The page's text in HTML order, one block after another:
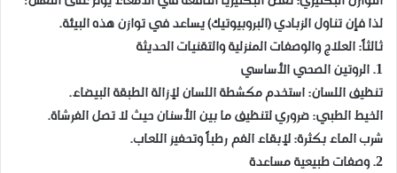
لذا فإن تناول الزبادي (البروبيوتيك) يساعد في توازن هذه البيئة.
​ثالثاً: العلاج والوصفات المنزلية والتقنيات الحديثة
​1. الروتين الصحي الأساسي
​تنظيف اللسان: استخدم مكشطة اللسان لإزالة الطبقة البيضاء.
​الخيط الطبي: ضروري لتنظيف ما بين الأسنان حيث لا تصل الفرشاة.
​شرب الماء بكثرة: لإبقاء الفم رطباً وتحفيز اللعاب.
​2. وصفات طبيعية مساعدة